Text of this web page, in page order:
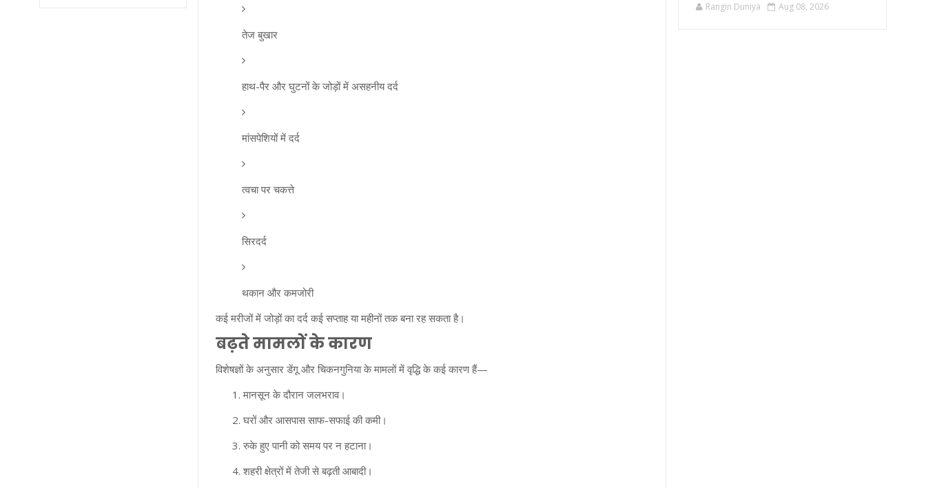
तेज बुखार
हाथ-पैर और घुटनों के जोड़ों में असहनीय दर्द
मांसपेशियों में दर्द
त्वचा पर चकत्ते
सिरदर्द
थकान और कमजोरी
कई मरीजों में जोड़ों का दर्द कई सप्ताह या महीनों तक बना रह सकता है।
बढ़ते मामलों के कारण
विशेषज्ञों के अनुसार डेंगू और चिकनगुनिया के मामलों में वृद्धि के कई कारण हैं—
मानसून के दौरान जलभराव।
घरों और आसपास साफ-सफाई की कमी।
रुके हुए पानी को समय पर न हटाना।
शहरी क्षेत्रों में तेजी से बढ़ती आबादी।
Rangin Duniya Aug 08, 2026